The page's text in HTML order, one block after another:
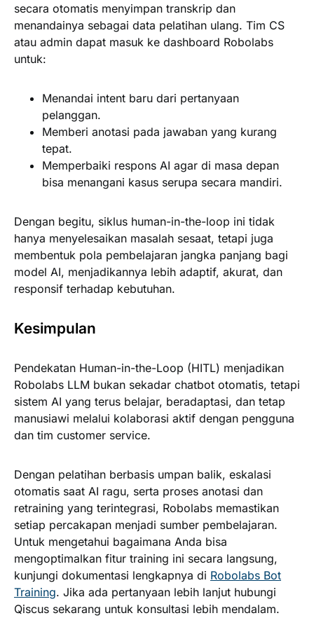
secara otomatis menyimpan transkrip dan
menandainya sebagai data pelatihan ulang. Tim CS
atau admin dapat masuk ke dashboard Robolabs
untuk:
Menandai intent baru dari pertanyaan
pelanggan.
Memberi anotasi pada jawaban yang kurang
tepat.
Memperbaiki respons AI agar di masa depan
bisa menangani kasus serupa secara mandiri.
Dengan begitu, siklus human-in-the-loop ini tidak
hanya menyelesaikan masalah sesaat, tetapi juga
membentuk pola pembelajaran jangka panjang bagi
model AI, menjadikannya lebih adaptif, akurat, dan
responsif terhadap kebutuhan.
Kesimpulan
Pendekatan Human-in-the-Loop (HITL) menjadikan
Robolabs LLM bukan sekadar chatbot otomatis, tetapi
sistem AI yang terus belajar, beradaptasi, dan tetap
manusiawi melalui kolaborasi aktif dengan pengguna
dan tim customer service.
Dengan pelatihan berbasis umpan balik, eskalasi
otomatis saat AI ragu, serta proses anotasi dan
retraining yang terintegrasi, Robolabs memastikan
setiap percakapan menjadi sumber pembelajaran.
Untuk mengetahui bagaimana Anda bisa
mengoptimalkan fitur training ini secara langsung,
kunjungi dokumentasi lengkapnya di Robolabs Bot
Training. Jika ada pertanyaan lebih lanjut hubungi
Qiscus sekarang untuk konsultasi lebih mendalam.